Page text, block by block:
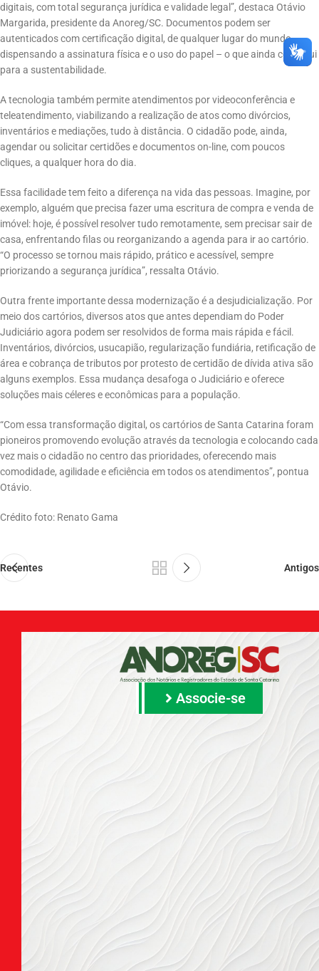
digitais, com total segurança jurídica e validade legal”, destaca Otávio
Margarida, presidente da Anoreg/SC. Documentos podem ser
autenticados com certificação digital, de qualquer lugar do mundo,
dispensando a assinatura física e o uso do papel – o que ainda contribui
para a sustentabilidade.
A tecnologia também permite atendimentos por videoconferência e
teleatendimento, viabilizando a realização de atos como divórcios,
inventários e mediações, tudo à distância. O cidadão pode, ainda,
agendar ou solicitar certidões e documentos on-line, com poucos
cliques, a qualquer hora do dia.
Essa facilidade tem feito a diferença na vida das pessoas. Imagine, por
exemplo, alguém que precisa fazer uma escritura de compra e venda de
imóvel: hoje, é possível resolver tudo remotamente, sem precisar sair de
casa, enfrentando filas ou reorganizando a agenda para ir ao cartório.
“O processo se tornou mais rápido, prático e acessível, sempre
priorizando a segurança jurídica”, ressalta Otávio.
Outra frente importante dessa modernização é a desjudicialização. Por
meio dos cartórios, diversos atos que antes dependiam do Poder
Judiciário agora podem ser resolvidos de forma mais rápida e fácil.
Inventários, divórcios, usucapião, regularização fundiária, retificação de
área e cobrança de tributos por protesto de certidão de dívida ativa são
alguns exemplos. Essa mudança desafoga o Judiciário e oferece
soluções mais céleres e econômicas para a população.
“Com essa transformação digital, os cartórios de Santa Catarina foram
pioneiros promovendo evolução através da tecnologia e colocando cada
vez mais o cidadão no centro das prioridades, oferecendo mais
comodidade, agilidade e eficiência em todos os atendimentos”, pontua
Otávio.
Crédito foto: Renato Gama
Recentes Antigos
Associe-se